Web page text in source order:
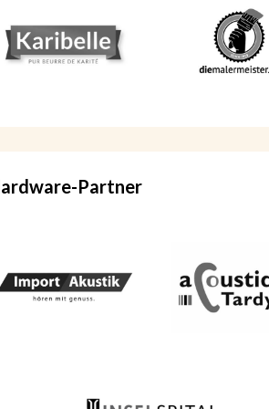
-Partner